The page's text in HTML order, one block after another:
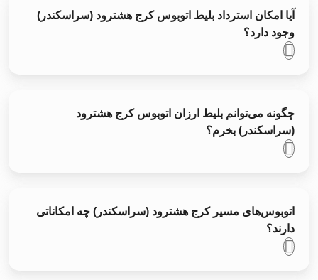
آیا امکان استرداد بلیط اتوبوس کرج هشترود (سراسکندر)
وجود دارد؟
چگونه می‌توانم بلیط ارزان اتوبوس کرج هشترود
(سراسکندر) بخرم؟
اتوبوس‌های مسیر کرج هشترود (سراسکندر) چه امکاناتی
دارند؟